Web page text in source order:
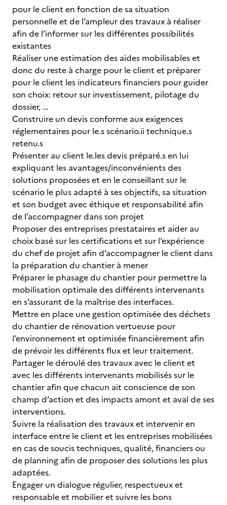
pour le client en fonction de sa situation
personnelle et de l’ampleur des travaux à réaliser
afin de l’informer sur les différentes possibilités
existantes
Réaliser une estimation des aides mobilisables et
donc du reste à charge pour le client et préparer
pour le client les indicateurs financiers pour guider
son choix: retour sur investissement, pilotage du
dossier, …
Construire un devis conforme aux exigences
réglementaires pour le.s scénario.ii technique.s
retenu.s
Présenter au client le.les devis préparé.s en lui
expliquant les avantages/inconvénients des
solutions proposées et en le conseillant sur le
scénario le plus adapté à ses objectifs, sa situation
et son budget avec éthique et responsabilité afin
de l’accompagner dans son projet
Proposer des entreprises prestataires et aider au
choix basé sur les certifications et sur l’expérience
du chef de projet afin d’accompagner le client dans
la préparation du chantier à mener
Préparer le phasage du chantier pour permettre la
mobilisation optimale des différents intervenants
en s’assurant de la maîtrise des interfaces.
Mettre en place une gestion optimisée des déchets
du chantier de rénovation vertueuse pour
l’environnement et optimisée financièrement afin
de prévoir les différents flux et leur traitement.
Partager le déroulé des travaux avec le client et
avec les différents intervenants mobilisés sur le
chantier afin que chacun ait conscience de son
champ d’action et des impacts amont et aval de ses
interventions.
Suivre la réalisation des travaux et intervenir en
interface entre le client et les entreprises mobilisées
en cas de soucis techniques, qualité, financiers ou
de planning afin de proposer des solutions les plus
adaptées.
Engager un dialogue régulier, respectueux et
responsable et mobilier et suivre les bons